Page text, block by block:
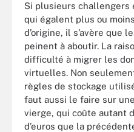
Si plusieurs challengers
qui égalent plus ou
d’origine, il s’avère que
peinent à aboutir. La
difficulté à migrer les
virtuelles. Non
règles de stockage
faut aussi le faire sur
vierge, qui coûte autant
d’euros que la